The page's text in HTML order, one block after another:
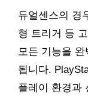
듀얼센스의 경
형 트리거 등
모든 기능을
됩니다.
플레이 환경과